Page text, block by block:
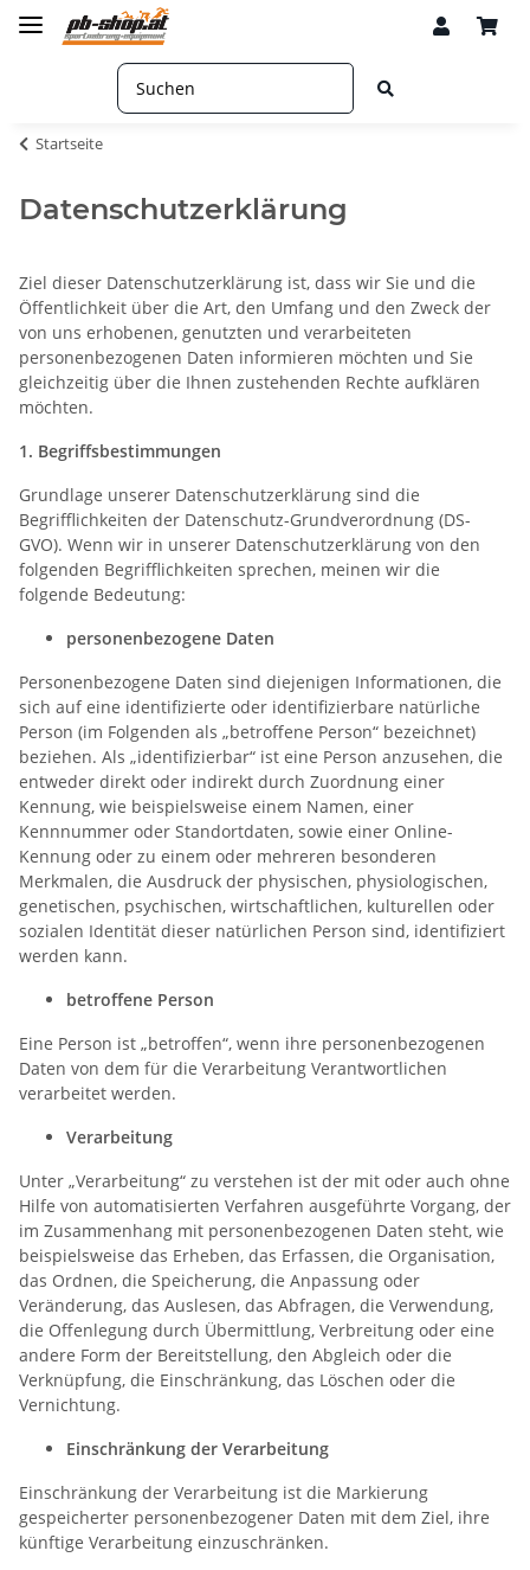
Startseite
Datenschutzerklärung
Ziel dieser Datenschutzerklärung ist, dass wir Sie und die
Öffentlichkeit über die Art, den Umfang und den Zweck der
von uns erhobenen, genutzten und verarbeiteten
personenbezogenen Daten informieren möchten und Sie
gleichzeitig über die Ihnen zustehenden Rechte aufklären
möchten.
1. Begriffsbestimmungen
Grundlage unserer Datenschutzerklärung sind die
Begrifflichkeiten der Datenschutz-Grundverordnung (DS-
GVO). Wenn wir in unserer Datenschutzerklärung von den
folgenden Begrifflichkeiten sprechen, meinen wir die
folgende Bedeutung:
personenbezogene Daten
Personenbezogene Daten sind diejenigen Informationen, die
sich auf eine identifizierte oder identifizierbare natürliche
Person (im Folgenden als „betroffene Person“ bezeichnet)
beziehen. Als „identifizierbar“ ist eine Person anzusehen, die
entweder direkt oder indirekt durch Zuordnung einer
Kennung, wie beispielsweise einem Namen, einer
Kennnummer oder Standortdaten, sowie einer Online-
Kennung oder zu einem oder mehreren besonderen
Merkmalen, die Ausdruck der physischen, physiologischen,
genetischen, psychischen, wirtschaftlichen, kulturellen oder
sozialen Identität dieser natürlichen Person sind, identifiziert
werden kann.
betroffene Person
Eine Person ist „betroffen“, wenn ihre personenbezogenen
Daten von dem für die Verarbeitung Verantwortlichen
verarbeitet werden.
Verarbeitung
Unter „Verarbeitung“ zu verstehen ist der mit oder auch ohne
Hilfe von automatisierten Verfahren ausgeführte Vorgang, der
im Zusammenhang mit personenbezogenen Daten steht, wie
beispielsweise das Erheben, das Erfassen, die Organisation,
das Ordnen, die Speicherung, die Anpassung oder
Veränderung, das Auslesen, das Abfragen, die Verwendung,
die Offenlegung durch Übermittlung, Verbreitung oder eine
andere Form der Bereitstellung, den Abgleich oder die
Verknüpfung, die Einschränkung, das Löschen oder die
Vernichtung.
Einschränkung der Verarbeitung
Einschränkung der Verarbeitung ist die Markierung
gespeicherter personenbezogener Daten mit dem Ziel, ihre
künftige Verarbeitung einzuschränken.